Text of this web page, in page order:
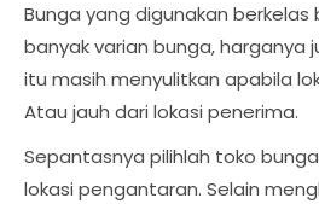
Bunga yang digunakan berkelas
banyak varian bunga, harganya
itu masih menyulitkan apabila
Atau jauh dari lokasi penerima.
Sepantasnya pilihlah toko
lokasi pengantaran. Selain